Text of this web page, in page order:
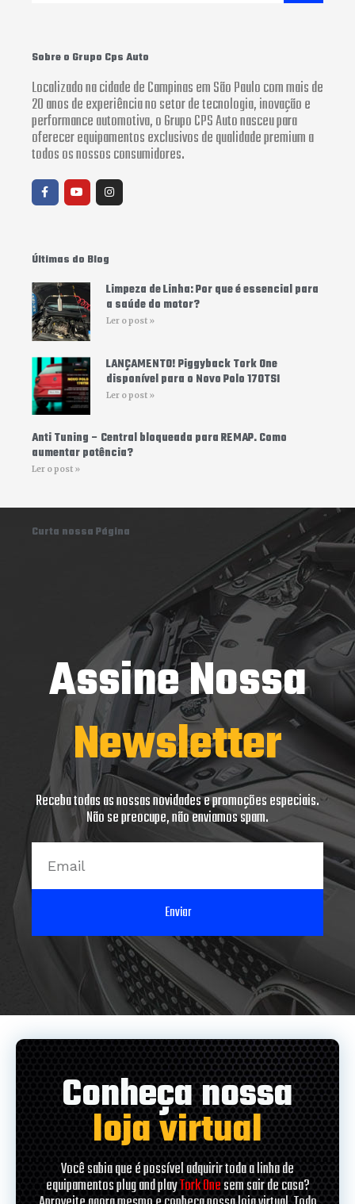
Sobre o Grupo Cps Auto
Localizado na cidade de Campinas em São Paulo com mais de
20 anos de experiência no setor de tecnologia, inovação e
performance automotiva, o Grupo CPS Auto nasceu para
oferecer equipamentos exclusivos de qualidade premium a
todos os nossos consumidores.
F
a
c
k
f
Y
o
u
I
n
s
a
Últimas do Blog
Limpeza de Linha: Por que é essencial para
a saúde do motor?
Ler o post »
LANÇAMENTO! Piggyback Tork One
disponível para o Novo Polo 170TSI
Ler o post »
Anti Tuning – Central bloqueada para REMAP. Como
aumentar potência?
Ler o post »
Curta nossa Página
Assine Nossa
Newsletter
Receba todas as nossas novidades e promoções especiais.
Não se preocupe, não enviamos spam.
Enviar
Conheça nossa
loja virtual
Você sabia que é possível adquirir toda a linha de
equipamentos plug and playTork Onesem sair de casa?